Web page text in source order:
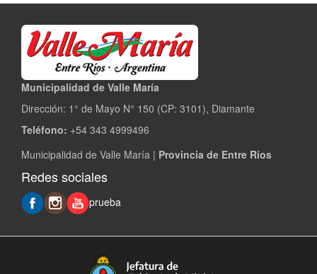
Municipalidad de Valle María
Dirección: 1° de Mayo N° 150 (CP: 3101), Diamante
Teléfono: +54 343 4999496
Municipalidad de Valle María | Provincia de Entre Ríos
Redes sociales
prueba